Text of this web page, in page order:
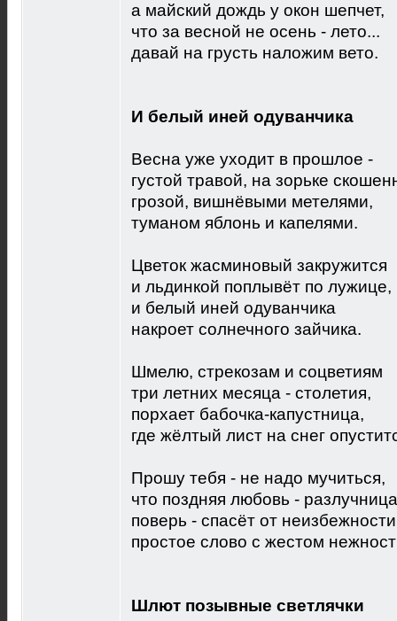
а майский дождь у окон шепчет,
что за весной не осень - лето...
давай на грусть наложим вето.
И белый иней одуванчика
Весна уже уходит в прошлое -
густой травой, на зорьке
грозой, вишнёвыми метелями,
туманом яблонь и капелями.
Цветок жасминовый закружится
и льдинкой поплывёт по лужице,
и белый иней одуванчика
накроет солнечного зайчика.
Шмелю, стрекозам и соцветиям
три летних месяца - столетия,
порхает бабочка-капустница,
где жёлтый лист на снег
Прошу тебя - не надо мучиться,
что поздняя любовь -
поверь - спасёт от неизбежности
простое слово с жестом
Шлют позывные светлячки